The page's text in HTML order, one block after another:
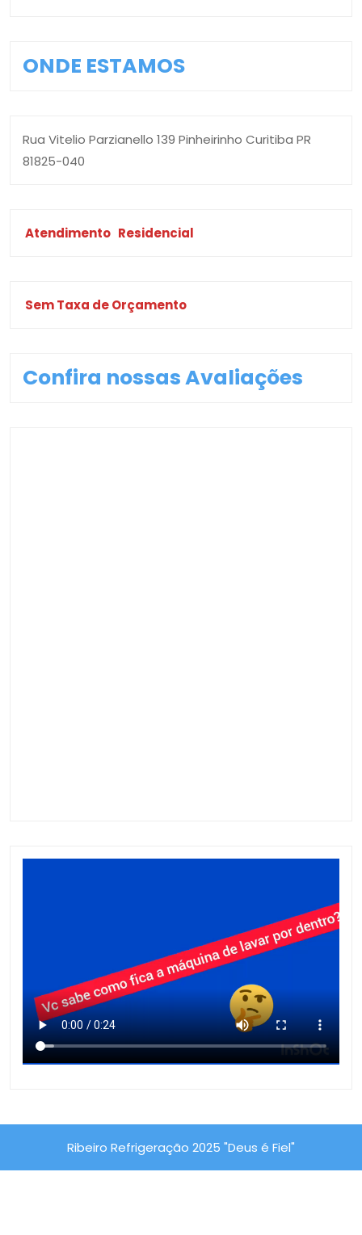
ONDE ESTAMOS
Rua Vitelio Parzianello 139 Pinheirinho Curitiba PR
81825-040
Atendimento Residencial
Sem Taxa de Orçamento
Confira nossas Avaliações
Ribeiro Refrigeração 2025 "Deus é Fiel"